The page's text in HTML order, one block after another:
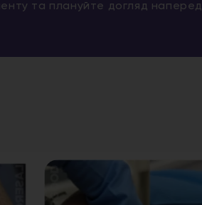
та плануйте догляд наперед